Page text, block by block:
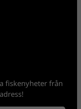
fiskenyheter från